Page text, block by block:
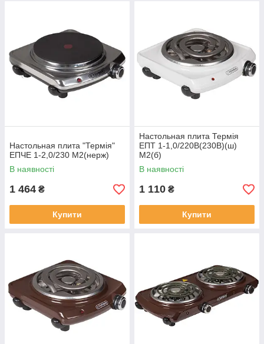
Настольная плита "Термія"
ЕПЧЕ 1-2,0/230 М2(нерж)
В наявності
1 464 ₴
Купити
Настольная плита Термія
ЕПТ 1-1,0/220В(230В)(ш)
М2(б)
В наявності
1 110 ₴
Купити